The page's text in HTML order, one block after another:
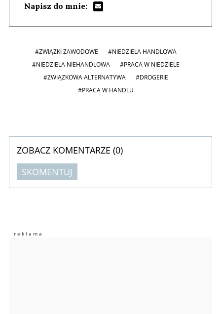
Napisz do mnie:
#ZWIĄZKI ZAWODOWE
#NIEDZIELA HANDLOWA
#NIEDZIELA NIEHANDLOWA
#PRACA W NIEDZIELE
#ZWIĄZKOWA ALTERNATYWA
#DROGERIE
#PRACA W HANDLU
ZOBACZ KOMENTARZE (0)
SKOMENTUJ
Imię (Wymagane)